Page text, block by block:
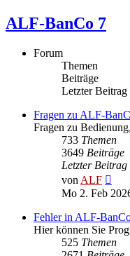
ALF-BanCo 7
Forum
Themen
Beiträge
Letzter Beitrag
Fragen zu ALF-
Fragen zu
733 Themen
3649 Beiträge
Letzter Beitrag
von ALF
Mo 2. Feb
Fehler in ALF-
Hier können Sie
525 Themen